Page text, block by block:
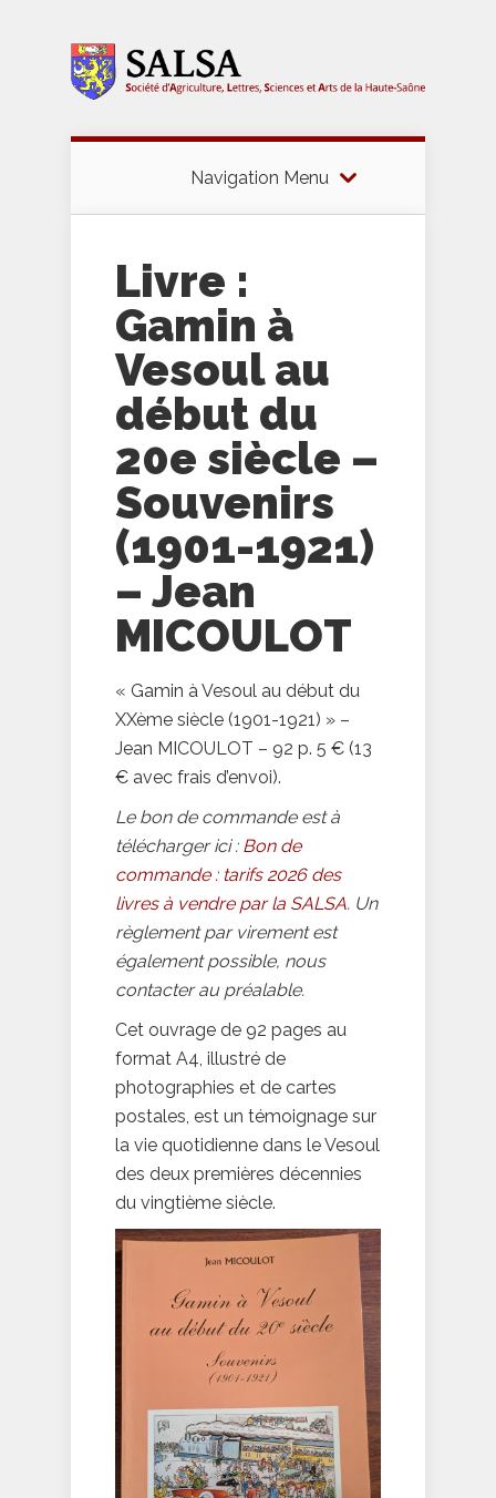
Navigation Menu
Livre :
Gamin à
Vesoul au
début du
20e siècle –
Souvenirs
(1901-1921)
– Jean
MICOULOT
« Gamin à Vesoul au début du
XXème siècle (1901-1921) » –
Jean MICOULOT – 92 p. 5 € (13
€ avec frais d’envoi).
Le bon de commande est à
télécharger ici : Bon de
commande : tarifs 2026 des
livres à vendre par la SALSA. Un
règlement par virement est
également possible, nous
contacter au préalable.
Cet ouvrage de 92 pages au
format A4, illustré de
photographies et de cartes
postales, est un témoignage sur
la vie quotidienne dans le Vesoul
des deux premières décennies
du vingtième siècle.